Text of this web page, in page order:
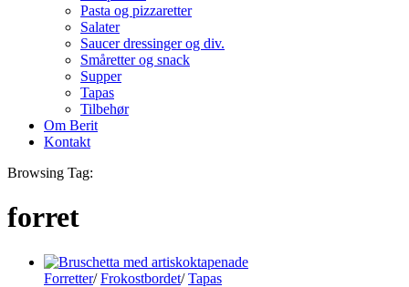
Pasta og pizzaretter
Salater
Saucer dressinger og div.
Småretter og snack
Supper
Tapas
Tilbehør
Om Berit
Kontakt
Browsing Tag:
forret
Forretter/ Frokostbordet/ Tapas